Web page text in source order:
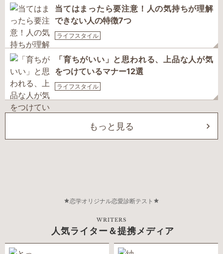
当てはまったら要注意！人の気持ちが理解
できない人の特徴7つ
ライフスタイル
「育ちがいい」と思われる、上品な人が気
をつけているマナー12選
ライフスタイル
もっと見る
恋学オリジナル恋愛診断テスト
WRITERS
人気ライター＆提携メディア